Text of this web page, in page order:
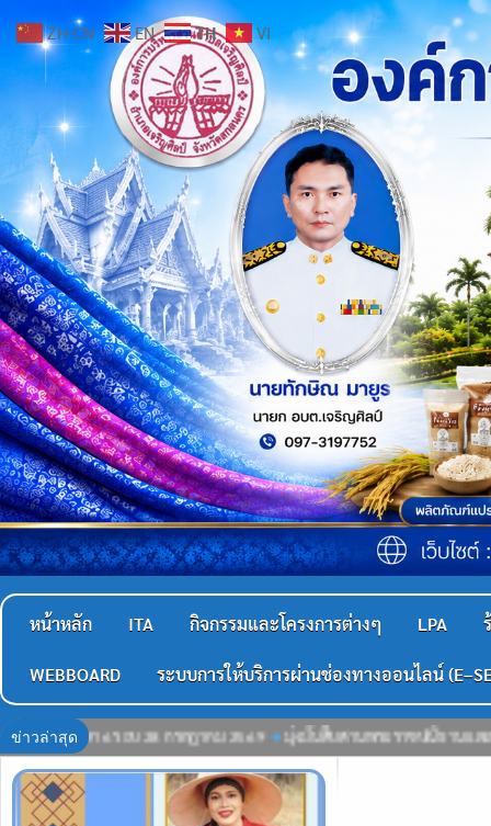
หน้าหลัก ITA กิจกรรมและโครงการต่างๆ LPA
WEBBOARD ระบบการให้บริการผ่านช่องทางออนไลน์
ข่าวล่าสุด
นสืบสานพระราชปณิธานและน้อมสำนึกในพระมหากรุณาธิคุณอันหาที่สุดมิได้
ZH-CN EN TH VI